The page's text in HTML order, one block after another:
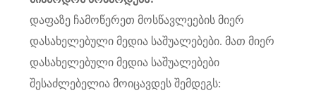
დაფაზე ჩამოწერეთ მოსწავლეების მიერ
დასახელებული მედია საშუალებები. მათ მიერ
დასახელებული მედია საშუალებები
შესაძლებელია მოიცავდეს შემდეგს: